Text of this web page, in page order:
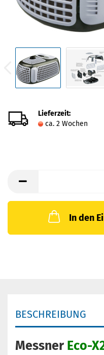
Lieferzeit:
ca. 2 Wochen
In den
BESCHREIBUNG
Messner Eco-